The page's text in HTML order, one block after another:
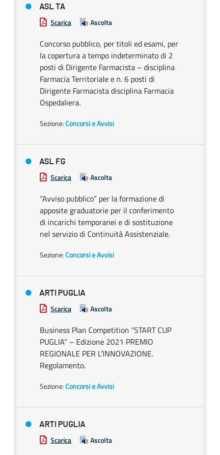
ASL TA
Scarica Ascolta
Concorso pubblico, per titoli ed esami, per
la copertura a tempo indeterminato di 2
posti di Dirigente Farmacista – disciplina
Farmacia Territoriale e n. 6 posti di
Dirigente Farmacista disciplina Farmacia
Ospedaliera.
Sezione:Concorsi e Avvisi
ASL FG
Scarica Ascolta
“Avviso pubblico” per la formazione di
apposite graduatorie per il conferimento
di incarichi temporanei e di sostituzione
nel servizio di Continuità Assistenziale.
Sezione:Concorsi e Avvisi
ARTI PUGLIA
Scarica Ascolta
Business Plan Competition “START CUP
PUGLIA” – Edizione 2021 PREMIO
REGIONALE PER L’INNOVAZIONE.
Regolamento.
Sezione:Concorsi e Avvisi
ARTI PUGLIA
Scarica Ascolta